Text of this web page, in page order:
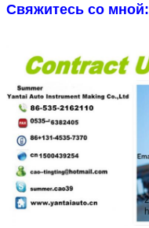
Свяжитесь со мной: